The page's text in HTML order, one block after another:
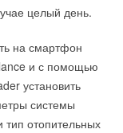
целый день.
на смартфон
и с помощью
установить
системы
отопительных